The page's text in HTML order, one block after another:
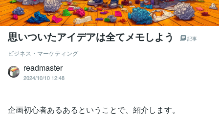
思いついたアイデアは全てメモしよう 記事
ビジネス・マーケティング
readmaster
2024/10/10 12:48
企画初心者あるあるということで、紹介します。